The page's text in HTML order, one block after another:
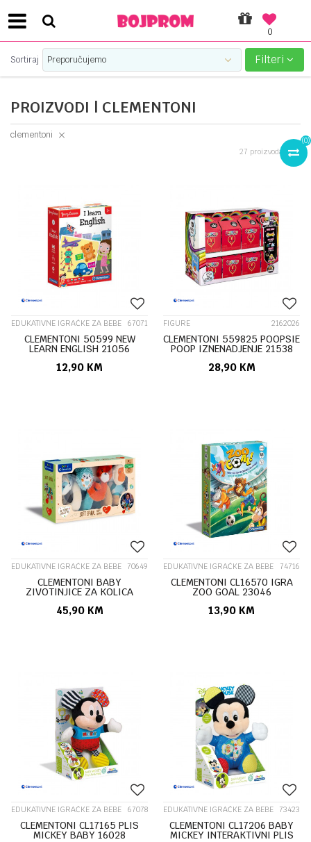
0
SIGURNO PLAĆANJE PLATNIM KARTICAMA!
(0)
PROIZVODI | CLEMENTONI
Sortiraj Filteri
clementoni
27 proizvoda
EDUKATIVNE IGRAČKE ZA BEBE 67071
CLEMENTONI 50599 NEW
LEARN ENGLISH 21056
12,90 KM
FIGURE 2162026
CLEMENTONI 559825 POOPSIE
POOP IZNENADJENJE 21538
28,90 KM
EDUKATIVNE IGRAČKE ZA BEBE 70649
CLEMENTONI BABY
ZIVOTINJICE ZA KOLICA
45,90 KM
EDUKATIVNE IGRAČKE ZA BEBE 74716
CLEMENTONI CL16570 IGRA
ZOO GOAL 23046
13,90 KM
EDUKATIVNE IGRAČKE ZA BEBE 67078
CLEMENTONI CL17165 PLIS
MICKEY BABY 16028
EDUKATIVNE IGRAČKE ZA BEBE 73423
CLEMENTONI CL17206 BABY
MICKEY INTERAKTIVNI PLIS